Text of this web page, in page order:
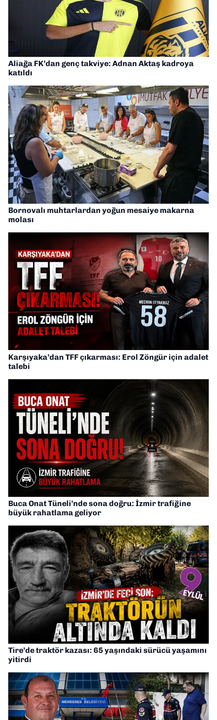
Aliağa FK’dan genç takviye: Adnan Aktaş kadroya
katıldı
Bornovalı muhtarlardan yoğun mesaiye makarna
molası
Karşıyaka’dan TFF çıkarması: Erol Zöngür için adalet
talebi
Buca Onat Tüneli’nde sona doğru: İzmir trafiğine
büyük rahatlama geliyor
Tire’de traktör kazası: 65 yaşındaki sürücü yaşamını
yitirdi